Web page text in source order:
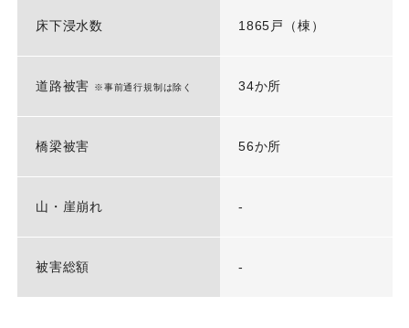
床下浸水数 1865戸（棟）
道路被害 ※事前通行規制は除く 34か所
橋梁被害 56か所
山・崖崩れ -
被害総額 -